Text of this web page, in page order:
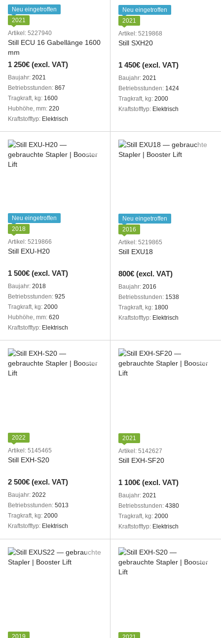
Neu eingetroffen
2021
Artikel: 5227940
Still ECU 16 Gabellänge 1600
mm
1 250€ (excl. VAT)
Baujahr 2021
Betriebsstunden 867
Tragkraft, kg 1600
Hubhöhe, mm 220
Kraftstofftyp
Elektrisch
Neu eingetroffen
2021
Artikel: 5219868
Still SXH20
1 450€ (excl. VAT)
Baujahr 2021
Betriebsstunden 1424
Tragkraft, kg 2000
Kraftstofftyp
Elektrisch
Neu eingetroffen
2018
Artikel: 5219866
Still EXU-H20
1 500€ (excl. VAT)
Baujahr 2018
Betriebsstunden 925
Tragkraft, kg 2000
Hubhöhe, mm 620
Kraftstofftyp
Elektrisch
Neu eingetroffen
2016
Artikel: 5219865
Still EXU18
800€ (excl. VAT)
Baujahr 2016
Betriebsstunden 1538
Tragkraft, kg 1800
Kraftstofftyp
Elektrisch
2022
Artikel: 5145465
Still EXH-S20
2 500€ (excl. VAT)
Baujahr 2022
Betriebsstunden 5013
Tragkraft, kg 2000
Kraftstofftyp
Elektrisch
2021
Artikel: 5142627
Still EXH-SF20
1 100€ (excl. VAT)
Baujahr 2021
Betriebsstunden 4380
Tragkraft, kg 2000
Kraftstofftyp
Elektrisch
2019